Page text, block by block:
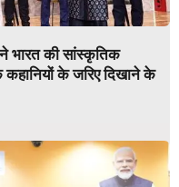
भारत की सांस्कृतिक
कहानियों के जरिए दिखाने के